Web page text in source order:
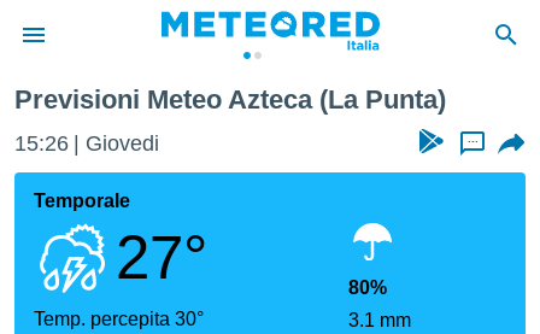
di
per
le
Previsioni Meteo Azteca (La Punta)
15:26 Giovedi ...
Temporale
27°
Temp. percepita 30°
80%
3.1 mm